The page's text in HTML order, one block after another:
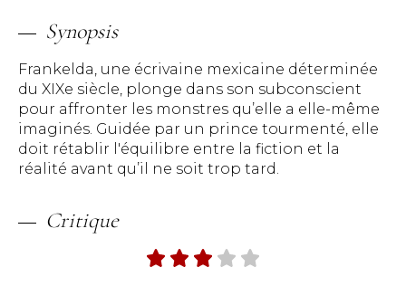
Synopsis
Frankelda, une écrivaine mexicaine déterminée
du XIXe siècle, plonge dans son subconscient
pour affronter les monstres qu’elle a elle-même
imaginés. Guidée par un prince tourmenté, elle
doit rétablir l'équilibre entre la fiction et la
réalité avant qu’il ne soit trop tard.
Critique